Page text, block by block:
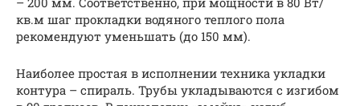
кв.м шаг прокладки водяного теплого пола
рекомендуют уменьшать (до 150 мм).
Наиболее простая в исполнении техника укладки
контура – спираль. Трубы укладываются с изгибом